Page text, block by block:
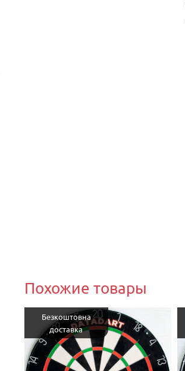
Похожие товары
Безкоштовна
доставка